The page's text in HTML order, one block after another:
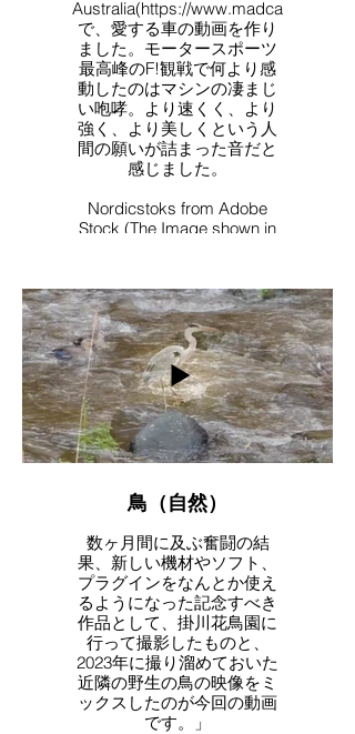
Australia(https://
で、愛する車の動画を作り
ました。モータースポーツ
最高峰のF!観戦で何より感
動したのはマシンの凄まじ
い咆哮。より速くく、より
強く、より美しくという人
間の願いが詰まった音だと
感じました。
Nordicstoks from Adobe
Stock (The Image shown in
Fantom G8
Video shooting・Video
Editing・Music / Yoriko
Watanabe
鳥（自然）
数ヶ月間に及ぶ奮闘の結
果、新しい機材やソフト、
プラグインをなんとか使え
るようになった記念すべき
作品として、掛川花鳥園に
行って撮影したものと、
2023年に撮り溜めておいた
近隣の野生の鳥の映像をミ
ックスしたのが今回の動画
です。」